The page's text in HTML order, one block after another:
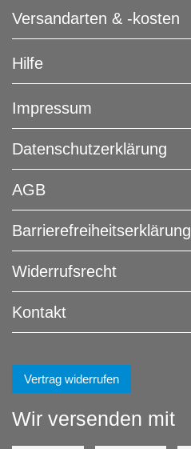
Versandarten & -kosten
Hilfe
Impressum
Daten­schutz­erklärung
AGB
Barrierefreiheitserklärung
Widerrufs­recht
Kontakt
Vertrag widerrufen
Wir versenden mit